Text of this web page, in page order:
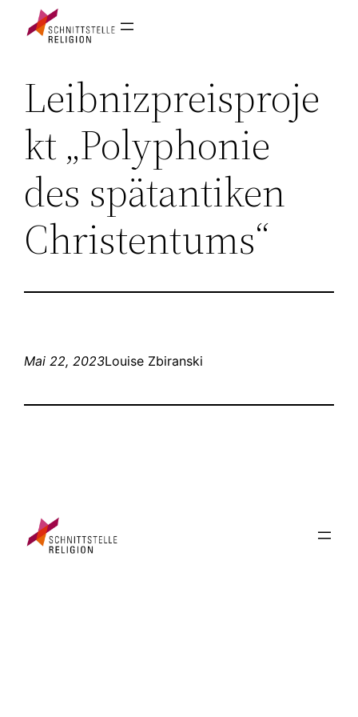
Inhalt
Leibnizpreisproje
kt „Polyphonie
des spätantiken
Christentums“
Mai 22, 2023Louise Zbiranski